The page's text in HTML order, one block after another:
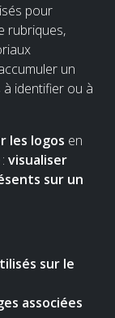
pour
rubriques,
un
identifier ou à
les logos en
visualiser
sur un
sur le
associées